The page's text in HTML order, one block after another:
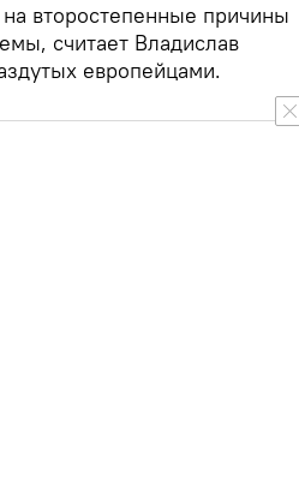
второстепенные причины
считает Владислав
европейцами.